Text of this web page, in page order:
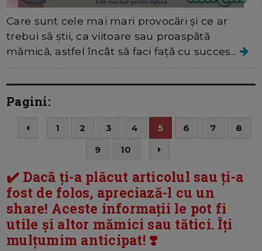
Care sunt cele mai mari provocări și ce ar
trebui să știi, ca viitoare sau proaspătă
mămică, astfel încât să faci față cu succes...
Pagini:
1 2 3 4 5 6 7
8
9
10
✔️ Dacă ți-a plăcut articolul sau ți-a
fost de folos, apreciază-l cu un
share! Aceste informații le pot fi
utile și altor mămici sau tătici. Îți
mulțumim anticipat! ❣️